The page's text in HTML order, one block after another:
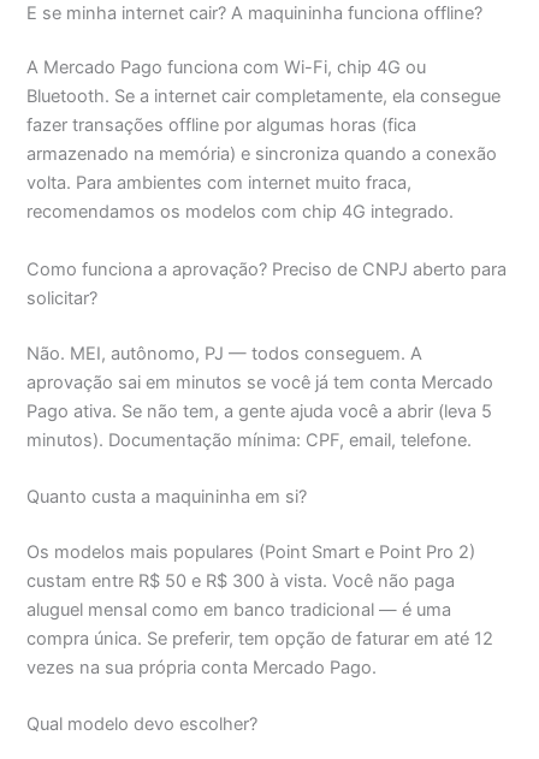
E se minha internet cair? A maquininha funciona offline?
A Mercado Pago funciona com Wi-Fi, chip 4G ou
Bluetooth. Se a internet cair completamente, ela consegue
fazer transações offline por algumas horas (fica
armazenado na memória) e sincroniza quando a conexão
volta. Para ambientes com internet muito fraca,
recomendamos os modelos com chip 4G integrado.
Como funciona a aprovação? Preciso de CNPJ aberto para
solicitar?
Não. MEI, autônomo, PJ — todos conseguem. A
aprovação sai em minutos se você já tem conta Mercado
Pago ativa. Se não tem, a gente ajuda você a abrir (leva 5
minutos). Documentação mínima: CPF, email, telefone.
Quanto custa a maquininha em si?
Os modelos mais populares (Point Smart e Point Pro 2)
custam entre R$ 50 e R$ 300 à vista. Você não paga
aluguel mensal como em banco tradicional — é uma
compra única. Se preferir, tem opção de faturar em até 12
vezes na sua própria conta Mercado Pago.
Qual modelo devo escolher?